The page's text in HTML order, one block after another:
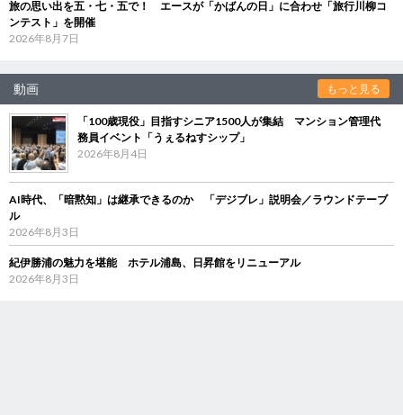
旅の思い出を五・七・五で！ エースが「かばんの日」に合わせ「旅行川柳コ
ンテスト」を開催
2026年8月7日
動画 もっと見る
「100歳現役」目指すシニア1500人が集結 マンション管理代
務員イベント「うぇるねすシップ」
2026年8月4日
AI時代、「暗黙知」は継承できるのか 「デジブレ」説明会／ラウンドテーブ
ル
2026年8月3日
紀伊勝浦の魅力を堪能 ホテル浦島、日昇館をリニューアル
2026年8月3日